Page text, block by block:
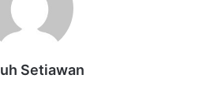
Setiawan